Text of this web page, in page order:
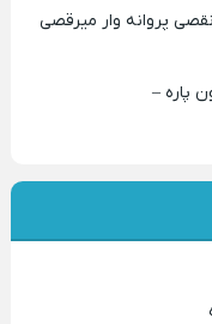
پروانه وار میرقصی
پاره –